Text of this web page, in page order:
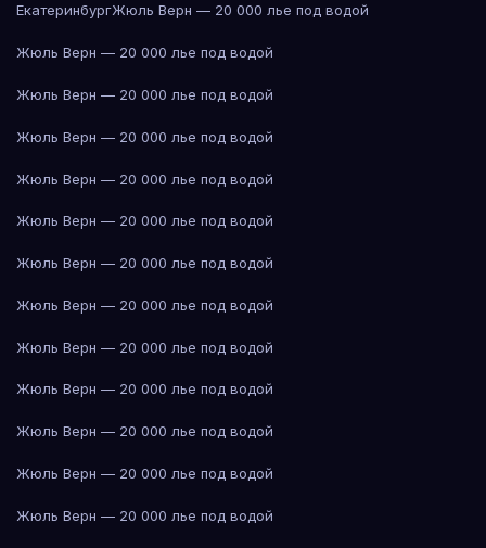
ЕкатеринбургЖюль Верн — 20 000 лье под водой
Жюль Верн — 20 000 лье под водой
Жюль Верн — 20 000 лье под водой
Жюль Верн — 20 000 лье под водой
Жюль Верн — 20 000 лье под водой
Жюль Верн — 20 000 лье под водой
Жюль Верн — 20 000 лье под водой
Жюль Верн — 20 000 лье под водой
Жюль Верн — 20 000 лье под водой
Жюль Верн — 20 000 лье под водой
Жюль Верн — 20 000 лье под водой
Жюль Верн — 20 000 лье под водой
Жюль Верн — 20 000 лье под водой